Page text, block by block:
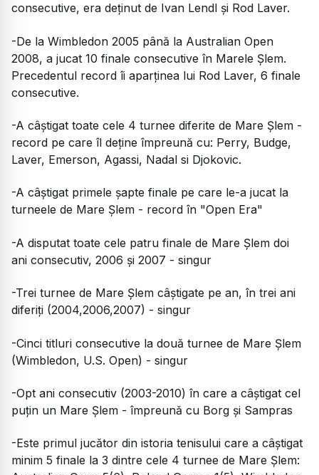
consecutive, era deținut de Ivan Lendl și Rod Laver.
-De la Wimbledon 2005 până la Australian Open
2008, a jucat 10 finale consecutive în Marele Șlem.
Precedentul record îi aparținea lui Rod Laver, 6 finale
consecutive.
-A câștigat toate cele 4 turnee diferite de Mare Șlem -
record pe care îl deține împreună cu: Perry, Budge,
Laver, Emerson, Agassi, Nadal si Djokovic.
-A câștigat primele șapte finale pe care le-a jucat la
turneele de Mare Șlem - record în "Open Era"
-A disputat toate cele patru finale de Mare Șlem doi
ani consecutiv, 2006 și 2007 - singur
-Trei turnee de Mare Șlem câștigate pe an, în trei ani
diferiți (2004,2006,2007) - singur
-Cinci titluri consecutive la două turnee de Mare Șlem
(Wimbledon, U.S. Open) - singur
-Opt ani consecutiv (2003-2010) în care a câștigat cel
puțin un Mare Șlem - împreună cu Borg și Sampras
-Este primul jucător din istoria tenisului care a câștigat
minim 5 finale la 3 dintre cele 4 turnee de Mare Șlem: